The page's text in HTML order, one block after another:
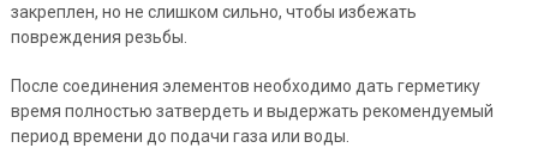
закреплен, но не слишком сильно, чтобы избежать
повреждения резьбы.
После соединения элементов необходимо дать герметику
время полностью затвердеть и выдержать рекомендуемый
период времени до подачи газа или воды.